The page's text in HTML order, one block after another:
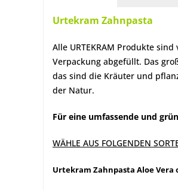
Urtekram Zahnpasta
Alle URTEKRAM Produkte
Verpackung abgefüllt. Das
das sind die Kräuter und
der Natur.
Für eine umfassende und
WÄHLE AUS FOLGENDEN
Urtekram Zahnpasta Aloe Vera